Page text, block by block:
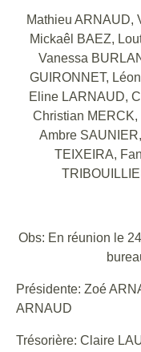
Mathieu ARNAUD,
Mickaêl BAEZ,
Vanessa
GUIRONNET,
Eline LARNAUD,
Christian
Ambre
TEIXEIRA,
Obs: En réunion le
Présidente: Zoé
ARNAUD
Trésorière: Claire